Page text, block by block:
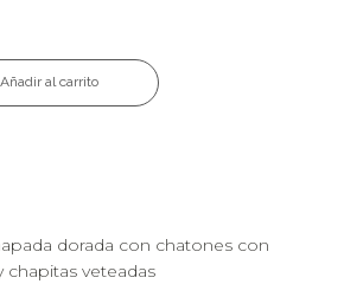
Añadir al carrito
dorada con chatones con
chapitas veteadas